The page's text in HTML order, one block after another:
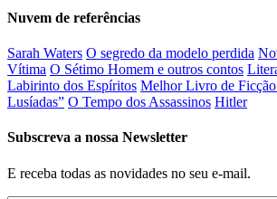
Nuvem de referências
Sarah Waters O segredo da modelo perdida
Vítima O Sétimo Homem e outros contos
Labirinto dos Espíritos Melhor Livro de
Lusíadas” O Tempo dos Assassinos Hitler
Subscreva a nossa Newsletter
E receba todas as novidades no seu e-mail.